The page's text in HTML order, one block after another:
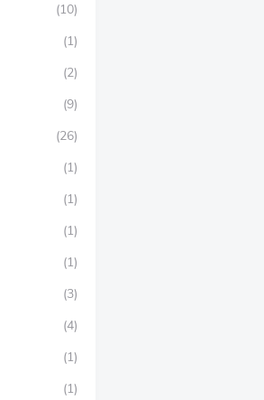
(10)
(1)
(2)
(9)
(26)
(1)
(1)
(1)
(1)
(3)
(4)
(1)
(1)